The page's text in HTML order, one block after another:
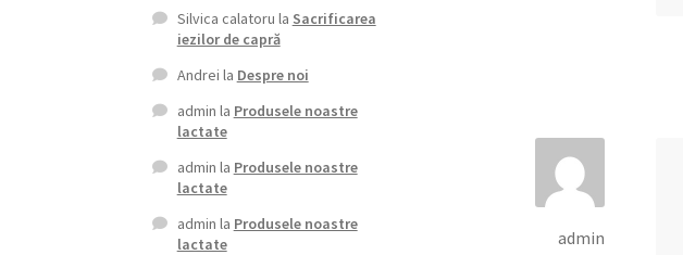
admin
Silvica calatoru la Sacrificarea
iezilor de capră
Andrei la Despre noi
admin la Produsele noastre
lactate
admin la Produsele noastre
lactate
admin la Produsele noastre
lactate